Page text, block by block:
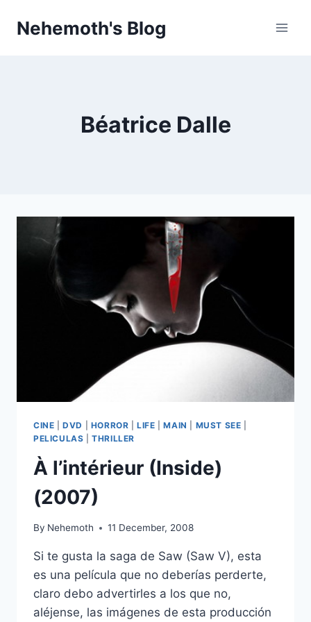
Nehemoth's Blog
Béatrice Dalle
CINE |DVD HORROR |LIFE |MAIN MUST SEE
PELICULAS |THRILLER
À l’intérieur (Inside)
(2007)
By Nehemoth 11 December, 2008
Si te gusta la saga de Saw (Saw V), esta
es una película que no deberías perderte,
claro debo advertirles a los que no,
aléjense, las imágenes de esta producción